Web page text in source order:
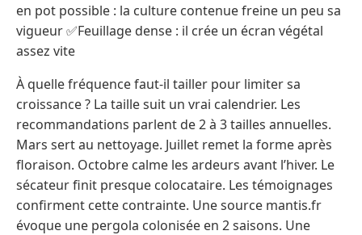
en pot possible : la culture contenue freine un peu sa
vigueur ✅Feuillage dense : il crée un écran végétal
assez vite
À quelle fréquence faut-il tailler pour limiter sa
croissance ? La taille suit un vrai calendrier. Les
recommandations parlent de 2 à 3 tailles annuelles.
Mars sert au nettoyage. Juillet remet la forme après
floraison. Octobre calme les ardeurs avant l’hiver. Le
sécateur finit presque colocataire. Les témoignages
confirment cette contrainte. Une source mantis.fr
évoque une pergola colonisée en 2 saisons. Une